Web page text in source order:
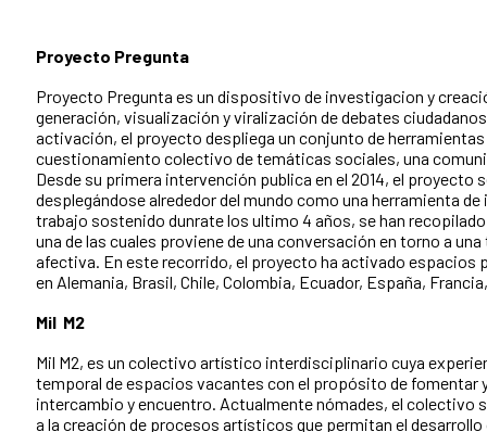
Proyecto Pregunta
Proyecto Pregunta es un dispositivo de investigacion y
generación, visualización y viralización de debates
activación, el proyecto despliega un conjunto de
cuestionamiento colectivo de temáticas sociales, una
Desde su primera intervención publica en el 2014, el proyecto
desplegándose alrededor del mundo como una herramienta
trabajo sostenido dunrate los ultimo 4 años, se han
una de las cuales proviene de una conversación en torno a
afectiva. En este recorrido, el proyecto ha activado espacios
en Alemania, Brasil, Chile, Colombia, Ecuador, España,
Mil M2
Mil M2, es un colectivo artístico interdisciplinario cuya
temporal de espacios vacantes con el propósito de fomentar
intercambio y encuentro. Actualmente nómades, el colectivo
a la creación de procesos artísticos que permitan el